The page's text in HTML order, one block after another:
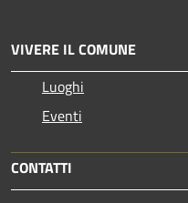
VIVERE IL COMUNE
Luoghi
Eventi
CONTATTI